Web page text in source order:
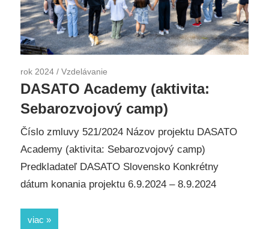
rok 2024 / Vzdelávanie
DASATO Academy (aktivita:
Sebarozvojový camp)
Číslo zmluvy 521/2024 Názov projektu DASATO
Academy (aktivita: Sebarozvojový camp)
Predkladateľ DASATO Slovensko Konkrétny
dátum konania projektu 6.9.2024 – 8.9.2024
viac